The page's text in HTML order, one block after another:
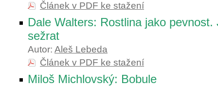
Článek v PDF ke stažení
Dale Walters: Rostlina jako pevnost.
sežrat
Autor: Aleš Lebeda
Článek v PDF ke stažení
Miloš Michlovský: Bobule